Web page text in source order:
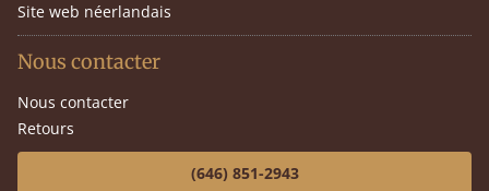
Site web néerlandais
Nous contacter
Nous contacter
Retours
(646) 851-2943